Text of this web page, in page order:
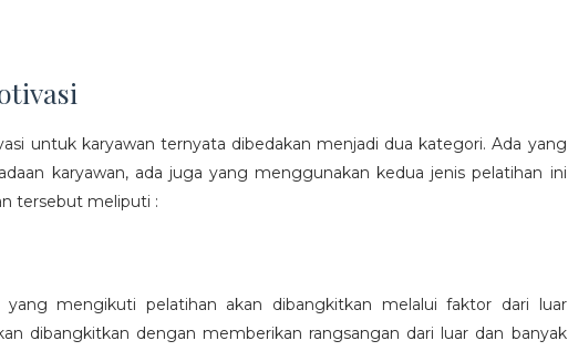
untuk karyawan ternyata dibedakan menjadi dua kategori. Ada yang
karyawan, ada juga yang menggunakan kedua jenis pelatihan ini
tersebut meliputi :
yang mengikuti pelatihan akan dibangkitkan melalui faktor dari luar
dibangkitkan dengan memberikan rangsangan dari luar dan banyak